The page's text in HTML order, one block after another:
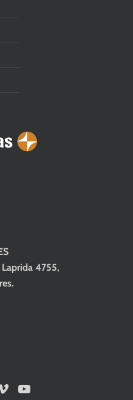
Laprida 4755,